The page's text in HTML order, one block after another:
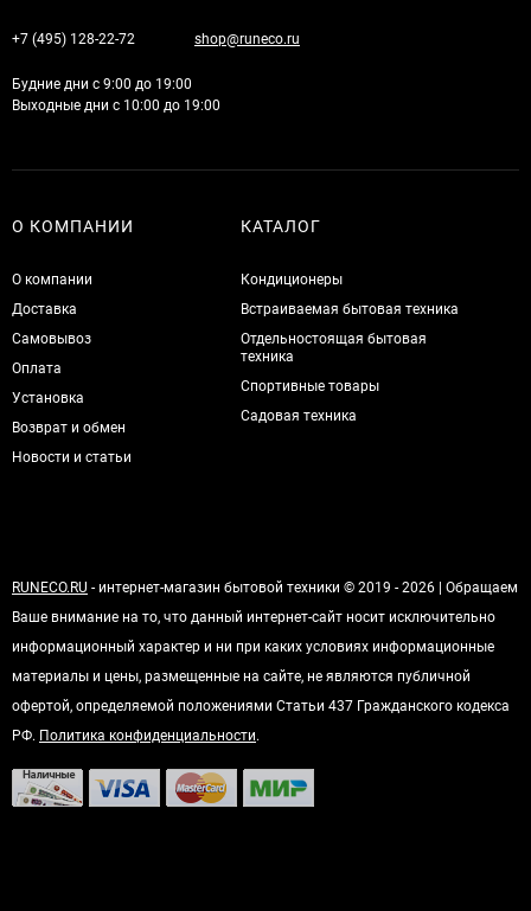
+7 (495) 128-22-72 shop@runeco.ru
Будние дни с 9:00 до 19:00
Выходные дни с 10:00 до 19:00
О КОМПАНИИ
О компании
Доставка
Самовывоз
Оплата
Установка
Возврат и обмен
Новости и статьи
КАТАЛОГ
Кондиционеры
Встраиваемая бытовая техника
Отдельностоящая бытовая
техника
Спортивные товары
Садовая техника
RUNECO.RU - интернет-магазин бытовой техники © 2019 - 2026 | Обращаем
Ваше внимание на то, что данный интернет-сайт носит исключительно
информационный характер и ни при каких условиях информационные
материалы и цены, размещенные на сайте, не являются публичной
офертой, определяемой положениями Статьи 437 Гражданского кодекса
РФ. Политика конфиденциальности.